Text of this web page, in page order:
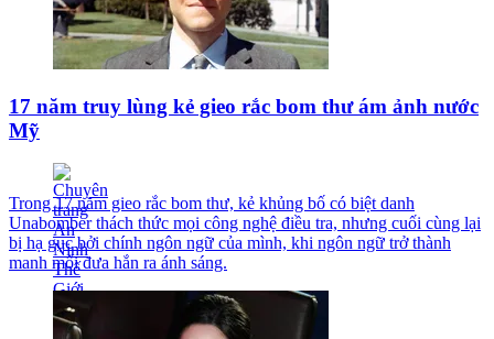
17 năm truy lùng kẻ gieo rắc bom thư ám ảnh nước
Mỹ
Trong 17 năm gieo rắc bom thư, kẻ khủng bố có biệt danh
Unabomber thách thức mọi công nghệ điều tra, nhưng cuối cùng lại
bị hạ gục bởi chính ngôn ngữ của mình, khi ngôn ngữ trở thành
manh mối đưa hắn ra ánh sáng.